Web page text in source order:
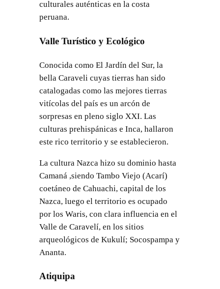
culturales auténticas en la costa
peruana.
Valle Turístico y Ecológico
Conocida como El Jardín del Sur, la
bella Caraveli cuyas tierras han sido
catalogadas como las mejores tierras
vitícolas del país es un arcón de
sorpresas en pleno siglo XXI. Las
culturas prehispánicas e Inca, hallaron
este rico territorio y se establecieron.
La cultura Nazca hizo su dominio hasta
Camaná ,siendo Tambo Viejo (Acarí)
coetáneo de Cahuachi, capital de los
Nazca, luego el territorio es ocupado
por los Waris, con clara influencia en el
Valle de Caravelí, en los sitios
arqueológicos de Kukulí; Socospampa y
Ananta.
Atiquipa